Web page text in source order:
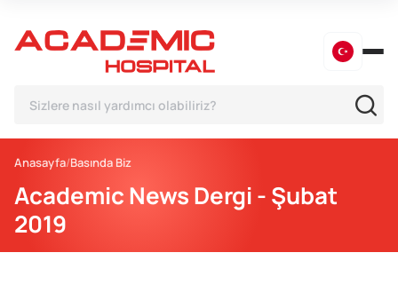
Anasayfa Basında Biz
Academic News Dergi - Şubat
2019